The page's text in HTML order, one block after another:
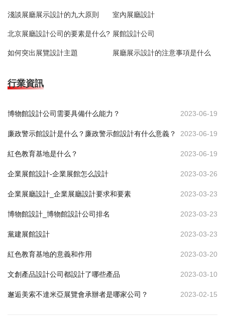
淺談展廳展示設計的九大原則 室內展廳設計
北京展廳設計公司的要素是什么? 展館設計公司
如何突出展覽設計主題 展廳展示設計的注意事項是什么
行業資訊
博物館設計公司需要具備什么能力？ 2023-06-19
廉政警示館設計是什么？廉政警示館設計有什么意義？ 2023-06-19
紅色教育基地是什么？ 2023-06-19
企業展館設計-企業展館怎么設計 2023-03-26
企業展廳設計_企業展廳設計要求和要素 2023-03-23
博物館設計_博物館設計公司排名 2023-03-23
黨建展館設計 2023-03-23
紅色教育基地的意義和作用 2023-03-20
文創產品設計公司都設計了哪些產品 2023-03-10
邂逅美索不達米亞展覽會承辦者是哪家公司？ 2023-02-15